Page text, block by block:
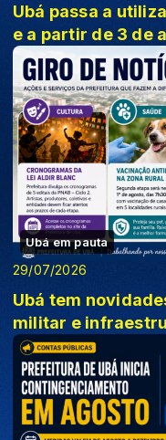
Ubá passa a
e a partir de 3 de
Ubá em pauta
29/07/2026
Ubá tem
militar e